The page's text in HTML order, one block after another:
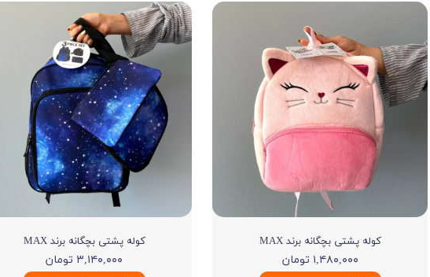
کوله پشتی بچگانه برند MAX
۱,۴۸۰,۰۰۰ تومان
کوله پشتی بچگانه برند MAX
۳,۱۴۰,۰۰۰ تومان